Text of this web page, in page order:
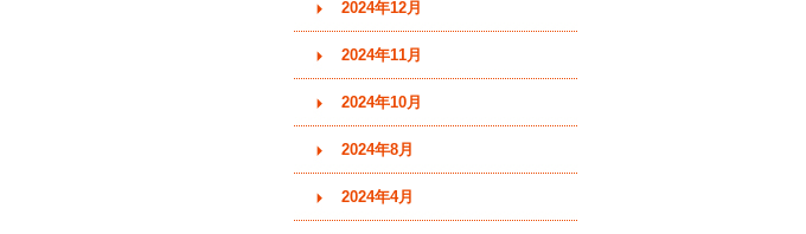
2024年12月
2024年11月
2024年10月
2024年8月
2024年4月